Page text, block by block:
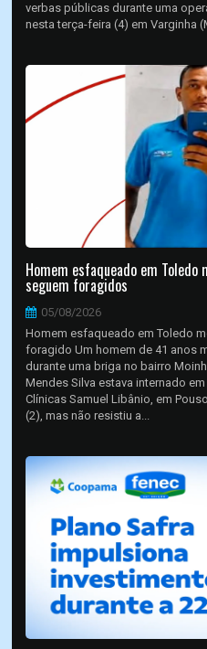
verbas públicas durante uma
nesta terça-feira (4) em Varginha
Homem esfaqueado em
seguem foragidos
05/08/2026
Homem esfaqueado em Toledo
foragido Um homem de 41 anos
durante uma briga no bairro
Mendes Silva estava internado
Clínicas Samuel Libânio, em
(2), mas não resistiu a...